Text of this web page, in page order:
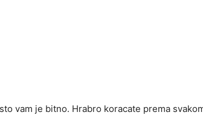
vam je bitno. Hrabro koracate prema